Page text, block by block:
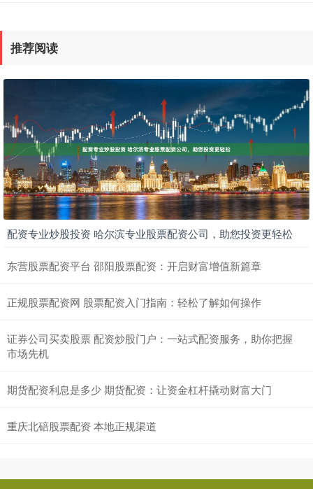
推荐阅读
配资专业炒股投资 哈尔滨专业股票配资公司，助您投资更轻松
东营股票配资平台 邵阳股票配资：开启财富增值新篇章
正规股票配资网 股票配资入门指南：轻松了解如何操作
证券公司买卖股票 配资炒股门户：一站式配资服务，助你把握
市场先机
期货配资利息是多少 期货配资：让资金杠杆撬动财富大门
重庆北碚股票配资 本地正规渠道